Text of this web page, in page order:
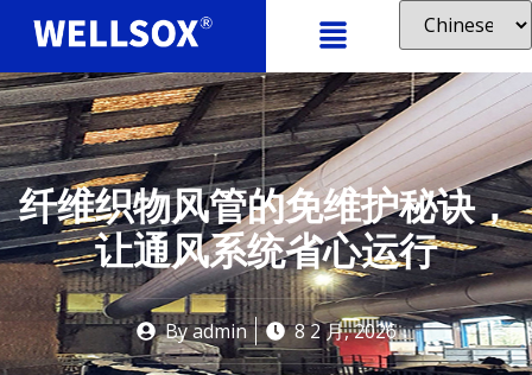
纤维织物风管的免维护秘诀，
让通风系统省心运行
Byadmin 8 2 月, 2026